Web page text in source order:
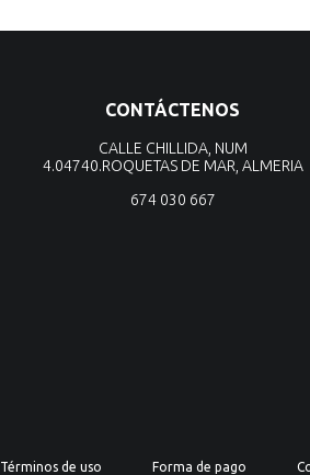
CONTÁCTENOS
CALLE CHILLIDA, NUM
4.04740.ROQUETAS DE MAR, ALMERIA
674 030 667
Términos de uso Forma de pago